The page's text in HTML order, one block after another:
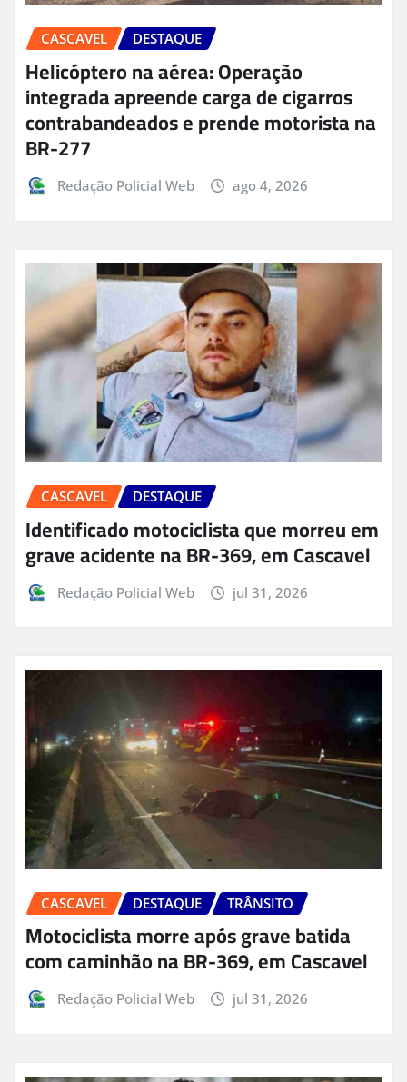
CASCAVEL DESTAQUE
Helicóptero na aérea: Operação
integrada apreende carga de cigarros
contrabandeados e prende motorista na
BR-277
Redação Policial Web ago 4, 2026
CASCAVEL DESTAQUE
Identificado motociclista que morreu em
grave acidente na BR-369, em Cascavel
Redação Policial Web jul 31, 2026
CASCAVEL DESTAQUE TRÂNSITO
Motociclista morre após grave batida
com caminhão na BR-369, em Cascavel
Redação Policial Web jul 31, 2026